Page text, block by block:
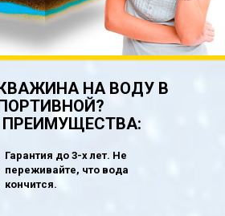
НА ВОДУ В
Гарантия до 3-х лет. Не
переживайте, что вода
кончится.